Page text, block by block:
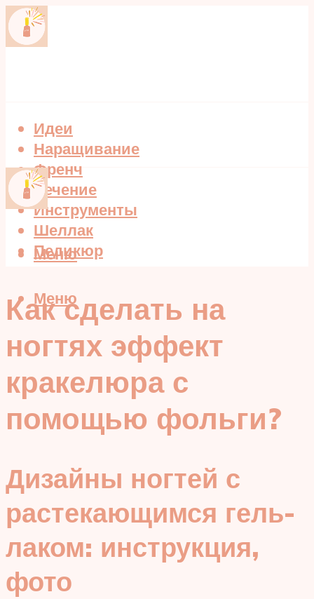
Идеи
Наращивание
Френч
Лечение
Инструменты
Шеллак
Педикюр
Меню
Меню
Как сделать на
ногтях эффект
кракелюра с
помощью фольги?
Дизайны ногтей с
растекающимся гель-
лаком: инструкция,
фото